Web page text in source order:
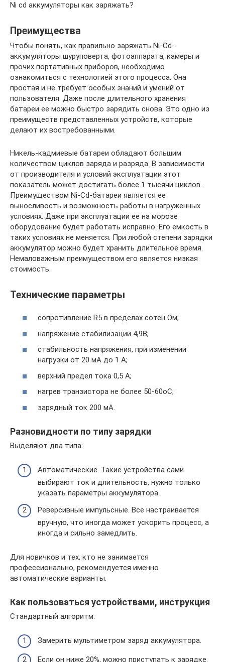
Ni cd аккумуляторы как заряжать?
Преимущества
Чтобы понять, как правильно заряжать Ni-Cd-
аккумуляторы шуруповерта, фотоаппарата, камеры и
прочих портативных приборов, необходимо
ознакомиться с технологией этого процесса. Она
простая и не требует особых знаний и умений от
пользователя. Даже после длительного хранения
батареи ее можно быстро зарядить снова. Это одно из
преимуществ представленных устройств, которые
делают их востребованными.
Никель-кадмиевые батареи обладают большим
количеством циклов заряда и разряда. В зависимости
от производителя и условий эксплуатации этот
показатель может достигать более 1 тысячи циклов.
Преимуществом Ni-Cd-батареи является ее
выносливость и возможность работы в нагруженных
условиях. Даже при эксплуатации ее на морозе
оборудование будет работать исправно. Его емкость в
таких условиях не меняется. При любой степени зарядки
аккумулятор можно будет хранить длительное время.
Немаловажным преимуществом его является низкая
стоимость.
Технические параметры
сопротивление R5 в пределах сотен Ом;
напряжение стабилизации 4,9В;
стабильность напряжения, при изменении
нагрузки от 20 мА до 1 А;
верхний предел тока 0,5 А;
нагрев транзистора не более 50-60oС;
зарядный ток 200 мА.
Разновидности по типу зарядки
Выделяют два типа:
Автоматические. Такие устройства сами
выбирают ток и длительность, нужно только
указать параметры аккумулятора.
Реверсивные импульсные. Все настраивается
вручную, что иногда может ускорить процесс, а
иногда и сильно замедлить.
Для новичков и тех, кто не занимается
профессионально, рекомендуется именно
автоматические варианты.
Как пользоваться устройствами, инструкция
Стандартный алгоритм:
Замерить мультиметром заряд аккумулятора.
Если он ниже 20%, можно приступать к зарядке.